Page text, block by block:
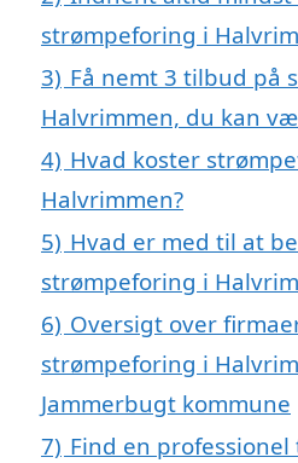
strømpeforing i
3) Få nemt 3 tilbud på
Halvrimmen, du kan
4) Hvad koster
Halvrimmen?
5) Hvad er med til at
strømpeforing i
6) Oversigt over
strømpeforing i
Jammerbugt kommune
7) Find en